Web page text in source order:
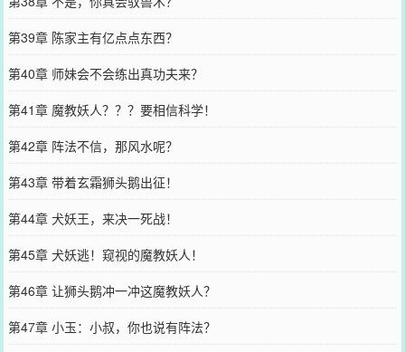
第39章 陈家主有亿点点东西？
第40章 师妹会不会练出真功夫来？
第41章 魔教妖人？？？要相信科学！
第42章 阵法不信，那风水呢？
第43章 带着玄霜狮头鹅出征！
第44章 犬妖王，来决一死战！
第45章 犬妖逃！窥视的魔教妖人！
第46章 让狮头鹅冲一冲这魔教妖人？
第47章 小玉：小叔，你也说有阵法？